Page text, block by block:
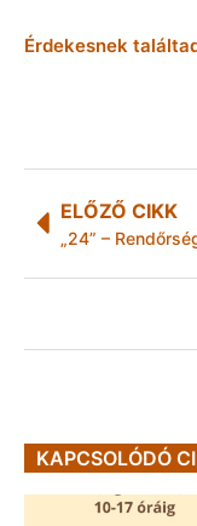
Érdekesnek
ELŐZŐ CIKK
KAPCSOLÓDÓ